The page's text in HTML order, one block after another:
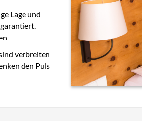
Lage und
verbreiten
den Puls